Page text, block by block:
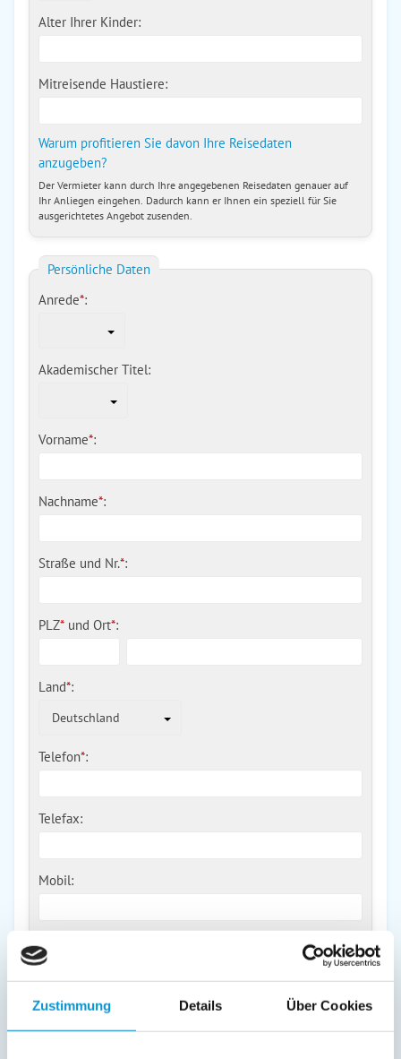
Zustimmung Details Über Cookies
Alter Ihrer Kinder:
Mitreisende Haustiere:
Warum profitieren Sie davon Ihre Reisedaten
anzugeben?
Der Vermieter kann durch Ihre angegebenen Reisedaten genauer auf
Ihr Anliegen eingehen. Dadurch kann er Ihnen ein speziell für Sie
ausgerichtetes Angebot zusenden.
Persönliche Daten
Anrede*:
Akademischer Titel:
Vorname*:
Nachname*:
Straße und Nr.*:
PLZ* und Ort*:
Land*:
Deutschland
Telefon*:
Telefax:
Mobil:
E-Mail: